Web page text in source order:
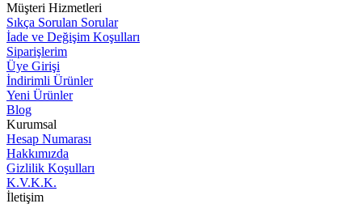
Müşteri Hizmetleri
Sıkça Sorulan Sorular
İade ve Değişim Koşulları
Siparişlerim
Üye Girişi
İndirimli Ürünler
Yeni Ürünler
Blog
Kurumsal
Hesap Numarası
Hakkımızda
Gizlilik Koşulları
K.V.K.K.
İletişim